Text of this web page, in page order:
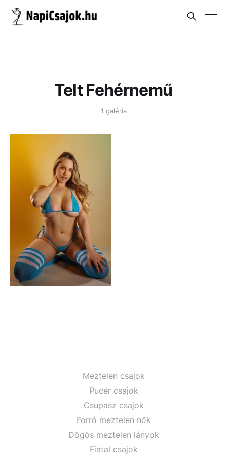
Telt Fehérnemű
1 galéria
Meztelen csajok
Pucér csajok
Csupasz csajok
Forró meztelen nők
Dögös meztelen lányok
Fiatal csajok